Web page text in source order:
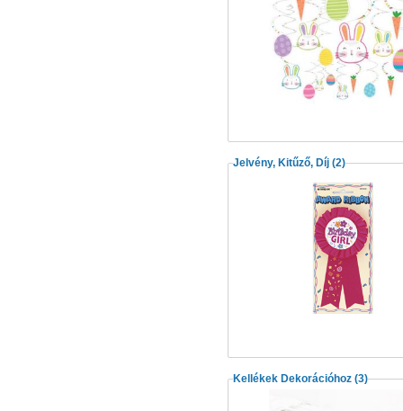
Jelvény, Kitűző, Díj(2)
Kellékek Dekorációhoz(3)